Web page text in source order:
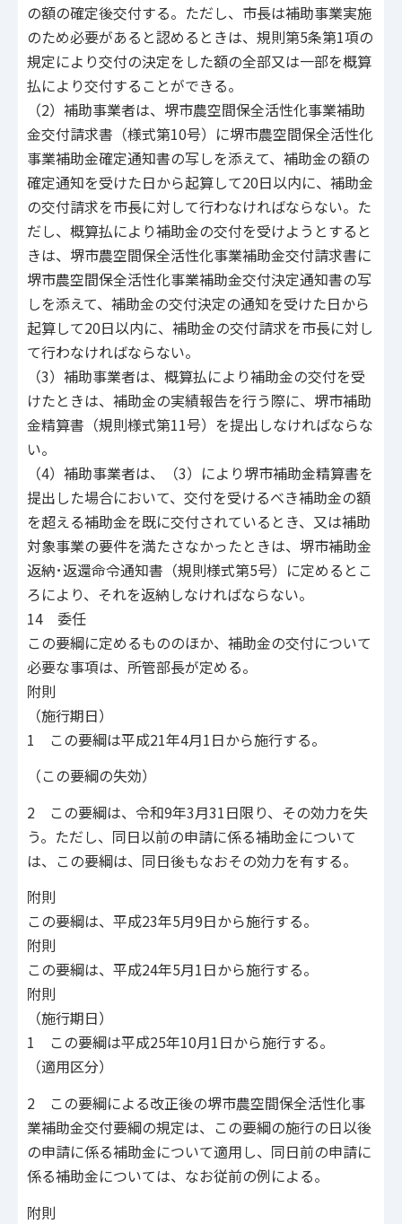
の額の確定後交付する。ただし、市長は補助事業実施
のため必要があると認めるときは、規則第5条第1項の
規定により交付の決定をした額の全部又は一部を概算
払により交付することができる。
（2）補助事業者は、堺市農空間保全活性化事業補助
金交付請求書（様式第10号）に堺市農空間保全活性化
事業補助金確定通知書の写しを添えて、補助金の額の
確定通知を受けた日から起算して20日以内に、補助金
の交付請求を市長に対して行わなければならない。た
だし、概算払により補助金の交付を受けようとすると
きは、堺市農空間保全活性化事業補助金交付請求書に
堺市農空間保全活性化事業補助金交付決定通知書の写
しを添えて、補助金の交付決定の通知を受けた日から
起算して20日以内に、補助金の交付請求を市長に対し
て行わなければならない。
（3）補助事業者は、概算払により補助金の交付を受
けたときは、補助金の実績報告を行う際に、堺市補助
金精算書（規則様式第11号）を提出しなければならな
い。
（4）補助事業者は、（3）により堺市補助金精算書を
提出した場合において、交付を受けるべき補助金の額
を超える補助金を既に交付されているとき、又は補助
対象事業の要件を満たさなかったときは、堺市補助金
返納･返還命令通知書（規則様式第5号）に定めるとこ
ろにより、それを返納しなければならない。
14 委任
この要綱に定めるもののほか、補助金の交付について
必要な事項は、所管部長が定める。
附則
（施行期日）
1 この要綱は平成21年4月1日から施行する。
（この要綱の失効）
2 この要綱は、令和9年3月31日限り、その効力を失
う。ただし、同日以前の申請に係る補助金について
は、この要綱は、同日後もなおその効力を有する。
附則
この要綱は、平成23年5月9日から施行する。
附則
この要綱は、平成24年5月1日から施行する。
附則
（施行期日）
1 この要綱は平成25年10月1日から施行する。
（適用区分）
2 この要綱による改正後の堺市農空間保全活性化事
業補助金交付要綱の規定は、この要綱の施行の日以後
の申請に係る補助金について適用し、同日前の申請に
係る補助金については、なお従前の例による。
附則